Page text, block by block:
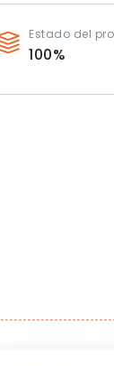
Estado del
100%